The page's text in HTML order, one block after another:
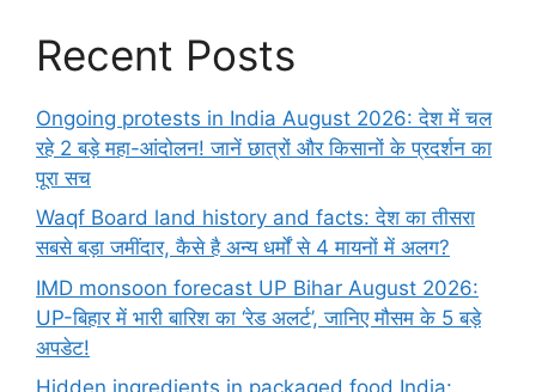
Recent Posts
Ongoing protests in India August 2026: देश में चल
रहे 2 बड़े महा-आंदोलन! जानें छात्रों और किसानों के प्रदर्शन का
पूरा सच
Waqf Board land history and facts: देश का तीसरा
सबसे बड़ा जमींदार, कैसे है अन्य धर्मों से 4 मायनों में अलग?
IMD monsoon forecast UP Bihar August 2026:
UP-बिहार में भारी बारिश का ‘रेड अलर्ट’, जानिए मौसम के 5 बड़े
अपडेट!